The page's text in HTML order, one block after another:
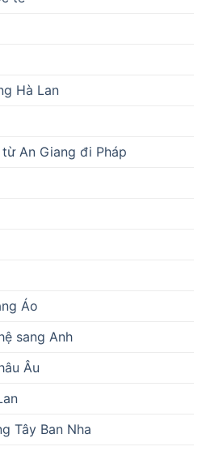
Hà Lan
An Giang đi Pháp
Áo
sang Anh
Âu
Tây Ban Nha